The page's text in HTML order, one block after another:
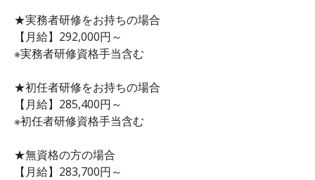
★実務者研修をお持ちの場合
【月給】292,000円～
※実務者研修資格手当含む
★初任者研修をお持ちの場合
【月給】285,400円～
※初任者研修資格手当含む
★無資格の方の場合
【月給】283,700円～